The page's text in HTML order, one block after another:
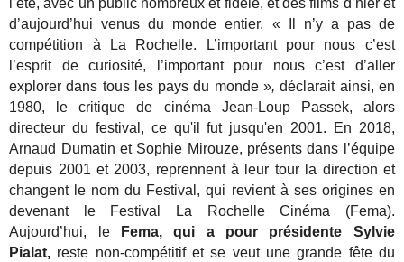
l’été, avec un public nombreux et fidèle, et des films d’hier et
d’aujourd’hui venus du monde entier. « Il n’y a pas de
compétition à La Rochelle. L’important pour nous c’est
l’esprit de curiosité, l’important pour nous c’est d’aller
explorer dans tous les pays du monde »,déclarait ainsi, en
1980, le critique de cinéma Jean-Loup Passek, alors
directeur du festival, ce qu'il fut jusqu'en 2001.
En 2018,
Arnaud Dumatin et Sophie Mirouze, présents dans l’équipe
depuis 2001 et 2003, reprennent à leur tour la direction et
changent le nom du Festival, qui revient à ses origines en
devenant le Festival La Rochelle Cinéma (Fema).
Aujourd’hui, le
Fema, qui a pour présidente Sylvie
Pialat, reste non-compétitif et se veut une grande fête du